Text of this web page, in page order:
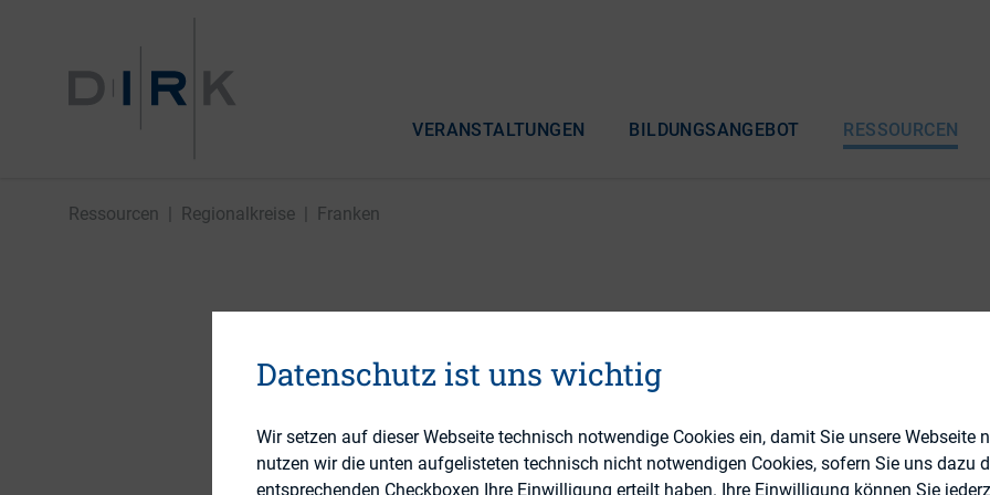
VERANSTALTUNGEN BILDUNGSANGEBOT RESSOURCEN
Ressourcen Regionalkreise Franken
Regionalkreis Franken
Wenn Sie Interesse haben, diesen Regionalkreis zu leiten, melden
Hannes Bauschatz (hbauschatz@dirk.org).
Datenschutz ist uns wichtig
Wir setzen auf dieser Webseite technisch notwendige Cookies ein, damit Sie unsere Webseite
nutzen wir die unten aufgelisteten technisch nicht notwendigen Cookies, sofern Sie uns dazu
entsprechenden Checkboxen Ihre Einwilligung erteilt haben. Ihre Einwilligung können Sie